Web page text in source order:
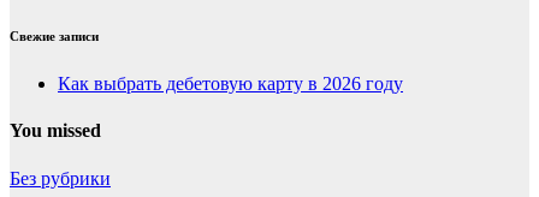
Свежие записи
Как выбрать дебетовую карту в 2026 году
You missed
Без рубрики